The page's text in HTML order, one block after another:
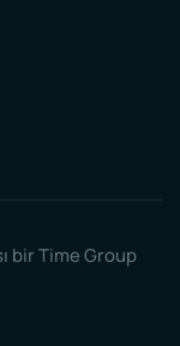
bir Time Group